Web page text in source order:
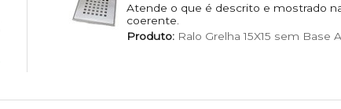
Atende o que é descrito e mostrado
coerente.
Produto:Ralo Grelha 15X15 sem Base